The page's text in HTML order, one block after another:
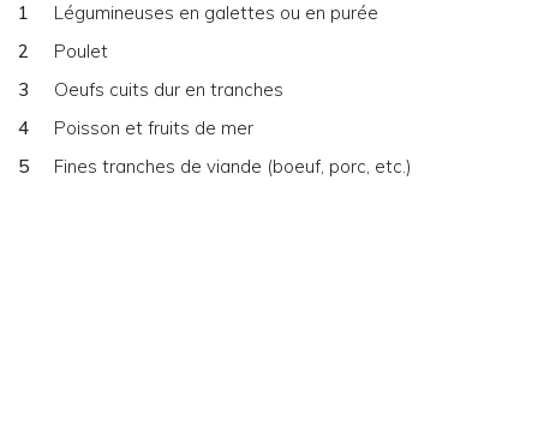
Légumineuses en galettes ou en purée
Poulet
Oeufs cuits dur en tranches
Poisson et fruits de mer
Fines tranches de viande (boeuf, porc, etc.)